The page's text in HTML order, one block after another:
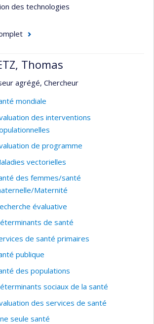
des technologies
Thomas
agrégé, Chercheur
mondiale
des interventions
de programme
vectorielles
des femmes/santé
Maternité
évaluative
de santé
de santé primaires
publique
des populations
sociaux de la santé
des services de santé
seule santé